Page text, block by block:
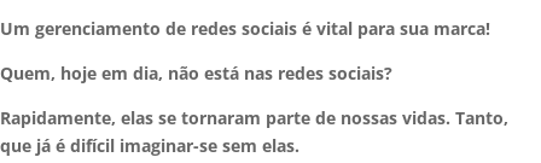
Um gerenciamento de redes sociais é vital para sua marca!
Quem, hoje em dia, não está nas redes sociais?
Rapidamente, elas se tornaram parte de nossas vidas. Tanto,
que já é difícil imaginar-se sem elas.